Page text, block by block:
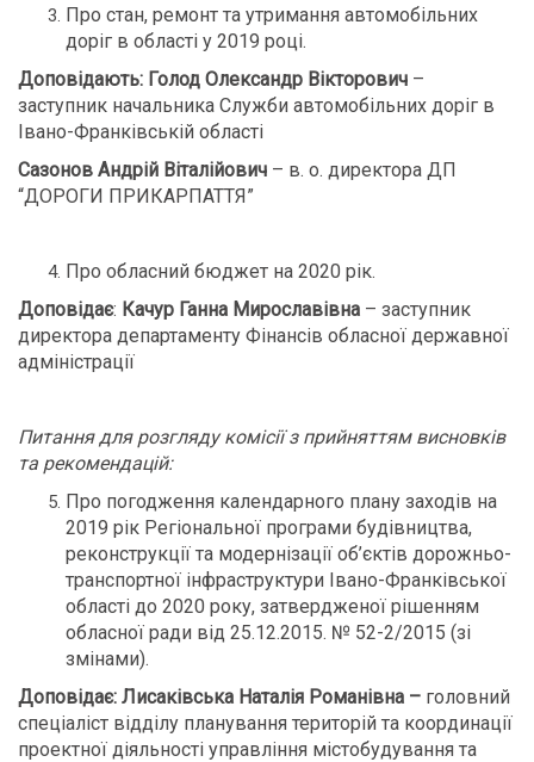
Про стан, ремонт та утримання автомобільних
доріг в області у 2019 році.
Доповідають: Голод Олександр Вікторович –
заступник начальника Служби автомобільних доріг в
Івано-Франківській області
Сазонов Андрій Віталійович – в. о. директора ДП
“ДОРОГИ ПРИКАРПАТТЯ”
Про обласний бюджет на 2020 рік.
Доповідає: Качур Ганна Мирославівна – заступник
директора департаменту Фінансів обласної державної
адміністрації
Питання для розгляду комісії з прийняттям висновків
та рекомендацій:
Про погодження календарного плану заходів на
2019 рік Регіональної програми будівництва,
реконструкції та модернізації об’єктів дорожньо-
транспортної інфраструктури Івано-Франківської
області до 2020 року, затвердженої рішенням
обласної ради від 25.12.2015. № 52-2/2015 (зі
змінами).
Доповідає: Лисаківська Наталія Романівна – головний
спеціаліст відділу планування територій та координації
проектної діяльності управління містобудування та